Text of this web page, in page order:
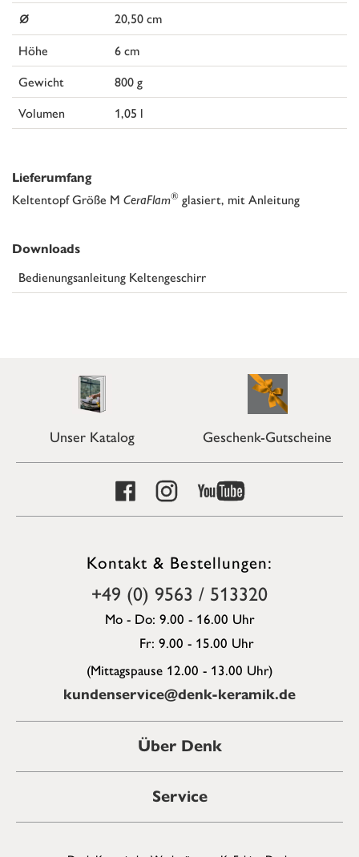
⌀
20,50 cm
Höhe
6 cm
Gewicht
800 g
Volumen
1,05 l
Lieferumfang
Keltentopf Größe M CeraFlam® glasiert, mit Anleitung
Downloads
Bedienungsanleitung Keltengeschirr
Unser Katalog Geschenk-Gutscheine
Kontakt & Bestellungen:
+49 (0) 9563 / 513320
Mo - Do: 9.00 - 16.00 Uhr
Fr: 9.00 - 15.00 Uhr
(Mittagspause 12.00 - 13.00 Uhr)
kundenservice@denk-keramik.de
Über Denk
Service